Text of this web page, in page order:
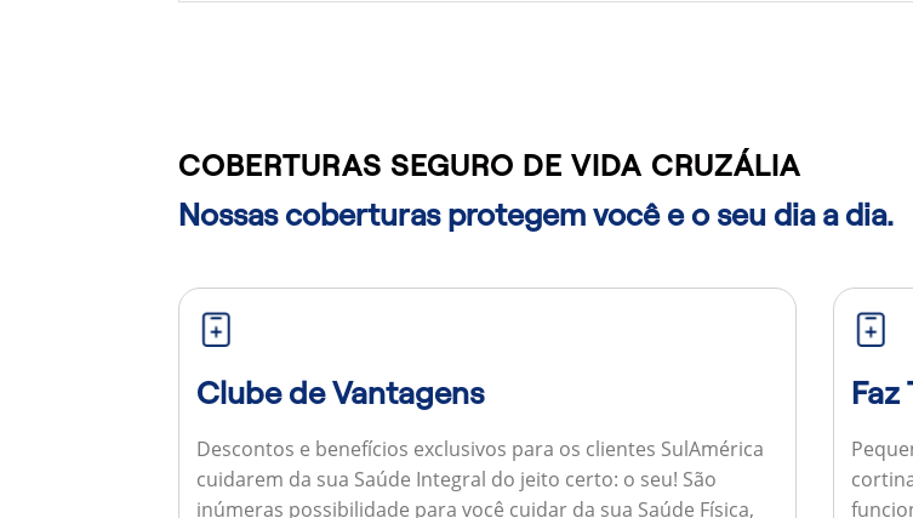
COBERTURAS SEGURO DE VIDA CRUZÁLIA
Nossas coberturas protegem você e o seu dia a dia.
Clube de Vantagens
Descontos e benefícios exclusivos para os clientes SulAmérica
cuidarem da sua Saúde Integral do jeito certo: o seu! São
inúmeras possibilidade para você cuidar da sua Saúde Física,
Faz